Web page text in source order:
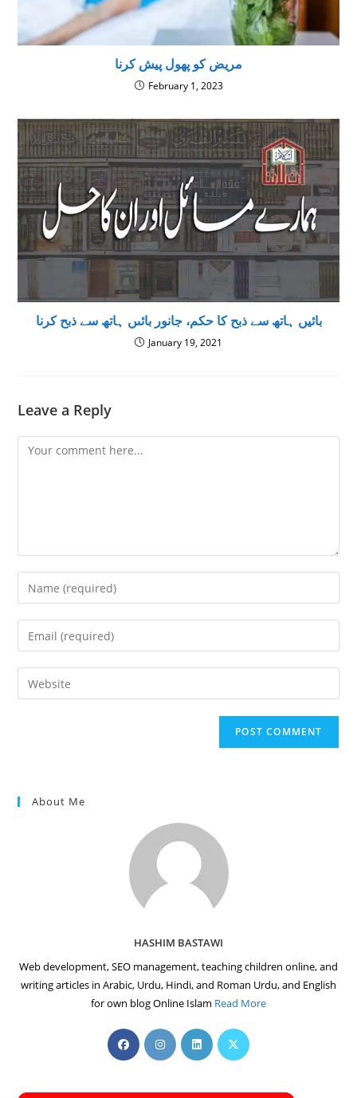
مریض کو پھول پیش کرنا
February 1, 2023
بائیں ہاتھ سے ذبح کا حکم، جانور بائىں ہاتھ سے ذبح كرنا
January 19, 2021
Leave a Reply
Comment
Enter
your
name
comment
Enter
your
email
address
Enter
your
About Me
HASHIM BASTAWI
Web development, SEO management, teaching children online, and
writing articles in Arabic, Urdu, Hindi, and Roman Urdu, and English
for own blog Online Islam Read More
Opens
in
Opens
in
Opens
in
Opens